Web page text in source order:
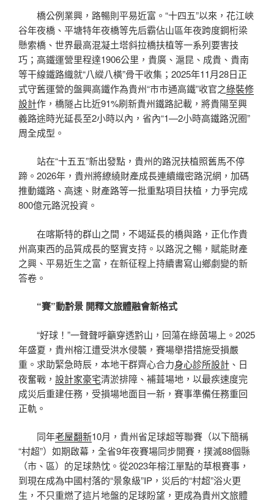
橋公例業興，路暢則平易近富。“十四五”以來，花江峽
谷年夜橋、平塘特年夜橋等先后霸佔山區年夜跨度鋼桁梁
懸索橋、世界最高混凝土塔斜拉橋扶植等一系列要害技
巧；高鐵運營里程達1906公里，貴廣、滬昆、成貴、貴南
等干線鐵路織就“八縱八橫”骨干收集；2025年11月28日正
式守舊運營的盤興高鐵作為貴州“市市通高鐵”收官之綠裝修
設計作，橋隧占比近91%刷新貴州鐵路記載，將貴陽至興
義路途時光延長至2小時以內，省內“1—2小時高鐵路況圈”
周全成型。
站在“十五五”新出發點，貴州的路況扶植照舊馬不停
蹄。2026年，貴州將繚繞財產成長連續織密路況網，加碼
推動鐵路、高速、財產路等一批重點項目扶植，力爭完成
800億元路況投資。
在喀斯特的群山之間，不竭延長的橋與路，正化作貴
州高東西的品質成長的堅實支持。以路況之暢，賦能財產
之興、平易近生之富，在新征程上持續書寫山鄉劇變的新
答卷。
“賽”動黔景 開釋文旅體融會新格式
“好球！”一聲聲呼籲穿透黔山，回蕩在綠茵場上。2025
年盛夏，貴州榕江遭受洪水侵襲，賽場舉措措施受損嚴
重。求助緊急時辰，本地干群齊心合力身心診所設計 、日
夜奮戰， 設計家豪宅清淤排障、補葺場地，以最疾速度完
成災后重建任務，受損場地面目一新，賽事準備任務重回
正軌。
同年老屋翻新10月，貴州省足球超等聯賽（以下簡稱
“村超”）如期啟幕，全省9年夜賽場同步開賽，撲滅88個縣
（市、區）的足球熱忱。從2023年榕江單點的草根賽事，
到現在成為中國村落的“景象級”IP，災后的“村超”浴火更
生，不只重燃了這片地盤的足球盼望，更成為貴州文旅體